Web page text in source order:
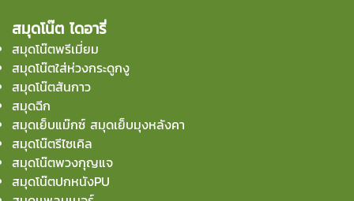
สมุดโน๊ต ไดอารี่
สมุดโน๊ตพรีเมี่ยม
สมุดโน๊ตใส่ห่วงกระดูกงู
สมุดโน๊ตสันกาว
สมุดฉีก
สมุดเย็บแม๊กซ์ สมุดเย็บมุงหลังคา
สมุดโน๊ตรีไซเคิล
สมุดโน๊ตพวงกุญแจ
สมุดโน๊ตปกหนังPU